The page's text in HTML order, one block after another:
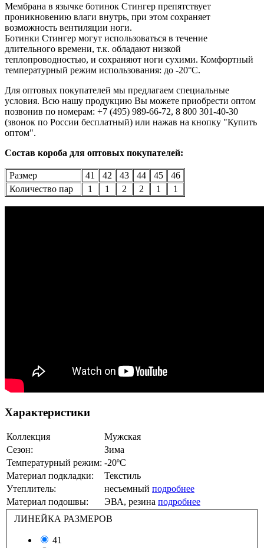
Мембрана в язычке ботинок Стингер препятствует
проникновению влаги внутрь, при этом сохраняет
возможность вентиляции ноги.
Ботинки Стингер могут использоваться в течение
длительного времени, т.к. обладают низкой
теплопроводностью, и сохраняют ноги сухими. Комфортный
температурный режим использования: до -20°С.
Для оптовых покупателей мы предлагаем специальные
условия. Всю нашу продукцию Вы можете приобрести оптом
позвонив по номерам: +7 (495) 989-66-72, 8 800 301-40-30
(звонок по России бесплатный) или нажав на кнопку "Купить
оптом".
Состав короба для оптовых покупателей:
Размер 41 42 43 44 45
46
Количество пар
1 1 2 2 1 1
Характеристики
Коллекция
Мужская
Сезон:
Зима
Температурный режим: -20ºС
Материал подкладки:
Текстиль
Утеплитель:
несъемный подробнее
Материал подошвы:
ЭВА, резина подробнее
ЛИНЕЙКА РАЗМЕРОВ
41